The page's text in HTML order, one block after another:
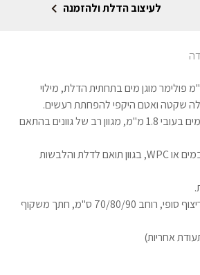
לעיצוב הדלת ולהזמנה
הפנים מסדרת טופ מיוצרות עם 7 ס"מ פולימר מוגן מים בתחתית הדלת, מילוי
שקטה ואטם היקפי להפחתת רעשים.
כנף הדלת בגימור פורמייקה איכותית עמידה במים בעובי 1.8 מ"מ, מגוון רב של גוונים בהתאם
משקוף עץ גושני מפולח מצופה למינטו עמיד במים או WPC, בגוון תואם לדלת והלבשות
מידות: גובה 205/215/220/240 ס"מ ס"מ מריצוף סופי, רוחב 70/80/90 ס"מ, חתך משקוף